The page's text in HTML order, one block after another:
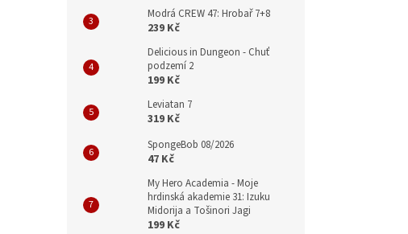
Modrá CREW 47: Hrobař 7+8
239 Kč
Delicious in Dungeon - Chuť
podzemí 2
199 Kč
Leviatan 7
319 Kč
SpongeBob 08/2026
47 Kč
My Hero Academia - Moje
hrdinská akademie 31: Izuku
Midorija a Tošinori Jagi
199 Kč